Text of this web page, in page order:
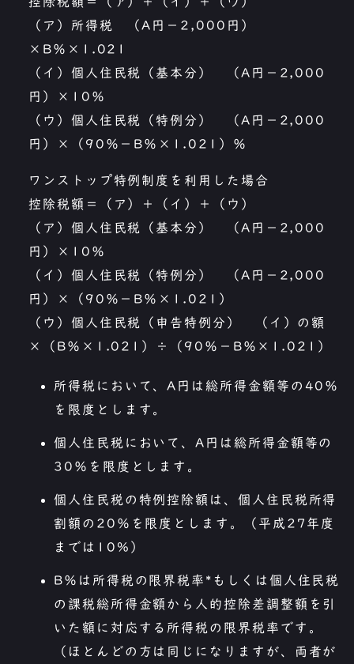
（ア）所得税 （A円−2,000円）
×B％×1.021
（イ）個人住民税（基本分） （A円−2,000
円）×10％
（ウ）個人住民税（特例分） （A円−2,000
円）×（90％−B％×1.021）％
ワンストップ特例制度を利用した場合
控除税額＝（ア）＋（イ）＋（ウ）
（ア）個人住民税（基本分） （A円−2,000
円）×10％
（イ）個人住民税（特例分） （A円−2,000
円）×（90％−B％×1.021）
（ウ）個人住民税（申告特例分） （イ）の額
×（B％×1.021）÷（90％−B％×1.021）
所得税において、A円は総所得金額等の40％
を限度とします。
個人住民税において、A円は総所得金額等の
30％を限度とします。
個人住民税の特例控除額は、個人住民税所得
割額の20％を限度とします。（平成27年度
までは10%）
B％は所得税の限界税率*もしくは個人住民税
の課税総所得金額から人的控除差調整額を引
いた額に対応する所得税の限界税率です。
（ほとんどの方は同じになりますが、両者が